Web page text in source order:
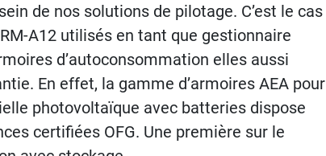
de nos solutions de pilotage. C’est le cas
A12 utilisés en tant que gestionnaire
d’autoconsommation elles aussi
En effet, la gamme d’armoires AEA pour
photovoltaïque avec batteries dispose
certifiées OFG. Une première sur le